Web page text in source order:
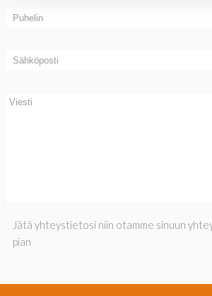
Jätä yhteystietosi niin otamme sinuun
pian